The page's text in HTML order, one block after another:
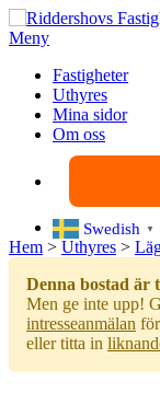
Hoppa
till
Meny
Fastigheter
Uthyres
Mina sidor
Om oss
Swedish ▼
Hem > Uthyres >
Denna bostad
Men ge inte upp!
intresseanmälan
eller titta in